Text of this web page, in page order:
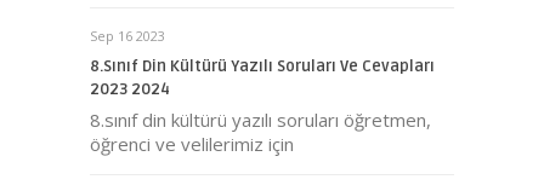
Sep 16 2023
8.Sınıf Din Kültürü Yazılı Soruları Ve Cevapları
2023 2024
8.sınıf din kültürü yazılı soruları öğretmen,
öğrenci ve velilerimiz için